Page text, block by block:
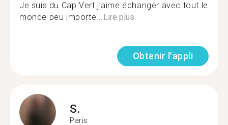
Je suis du Cap Vert j’aime échanger avec tout le
monde peu importe...Lire plus
Obtenir l'appli
S.
Paris